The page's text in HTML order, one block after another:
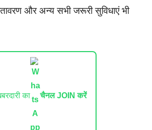
और अन्य सभी जरूरी सुविधाएं भी
का चैनल JOIN करें